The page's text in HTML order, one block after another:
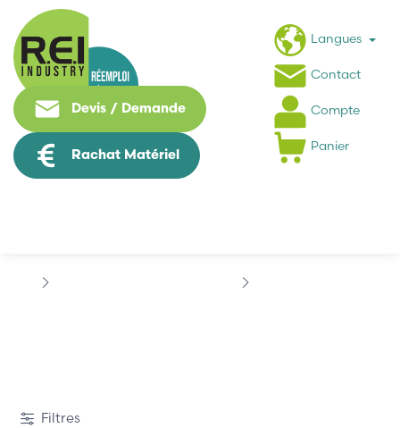
Devis / Demande
Rachat Matériel
Langues
Contact
Compte
Panier
Filtres